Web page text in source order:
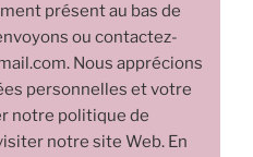
présent au bas de
ou contactez-
Nous apprécions
personnelles et votre
notre politique de
notre site Web. En